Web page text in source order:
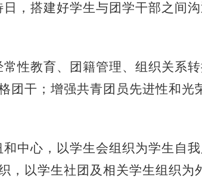
，搭建好学生与团学干部之间
常性教育、团籍管理、组织关系
团干；增强共青团员先进性和光
和中心，以学生会组织为学生自
，以学生社团及相关学生组织为